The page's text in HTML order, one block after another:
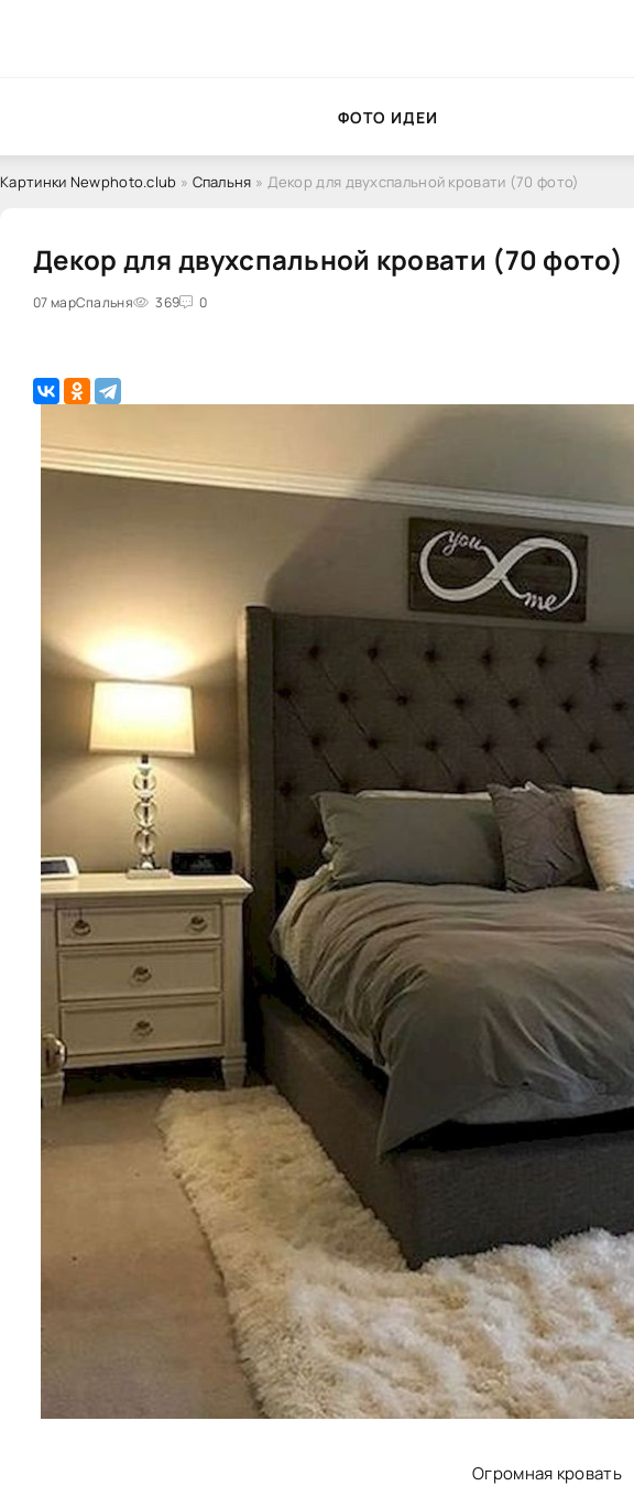
ФОТО ИДЕИ
Картинки Newphoto.club » Спальня » Декор для двухспальной кровати (70 фото)
Декор для двухспальной кровати (70 фото)
07 марСпальня 369 0
Огромная кровать